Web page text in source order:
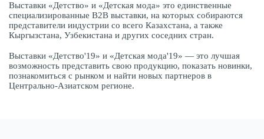
Выставки «Детство» и «Детская мода» это единственные
специализированные B2B выставки, на которых собираются
представители индустрии со всего Казахстана, а также
Кыргызстана, Узбекистана и других соседних стран.
Выставки «Детство'19» и «Детская мода'19» — это лучшая
возможность представить свою продукцию, показать новинки,
познакомиться с рынком и найти новых партнеров в
Центрально-Азиатском регионе.